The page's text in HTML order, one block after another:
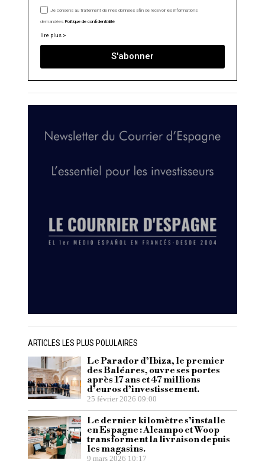
Je consens au traitement de mes données afin de recevoir les informations
demandées. Politique de confidentialité
lire plus >
S'abonner
ARTICLES LES PLUS POLULAIRES
Le Parador d’Ibiza, le premier
des Baléares, ouvre ses portes
après 17 ans et 47 millions
d’euros d’investissement.
25 février 2026 09:00
Le dernier kilomètre s’installe
en Espagne : Alcampo et Woop
transforment la livraison depuis
les magasins.
9 mars 2026 10:17